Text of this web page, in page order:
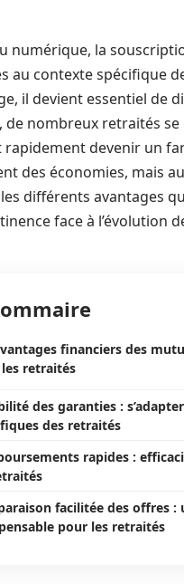
numérique, la
au contexte spécifique
il devient essentiel de
de nombreux retraités
rapidement devenir un
des économies, mais
différents avantages
face à l’évolution
financiers des
retraités
des garanties :
des retraités
rapides :
facilitée des offres :
pour les retraités